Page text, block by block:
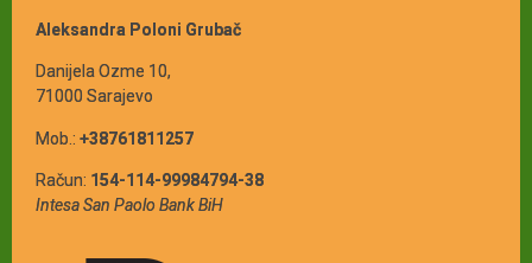
Aleksandra Poloni Grubač
Danijela Ozme 10,
71000 Sarajevo
Mob.: +38761811257
Račun: 154-114-99984794-38
Intesa San Paolo Bank BiH